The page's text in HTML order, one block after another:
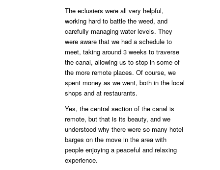
The eclusiers were all very helpful,
working hard to battle the weed, and
carefully managing water levels. They
were aware that we had a schedule to
meet, taking around 3 weeks to traverse
the canal, allowing us to stop in some of
the more remote places. Of course, we
spent money as we went, both in the local
shops and at restaurants.
Yes, the central section of the canal is
remote, but that is its beauty, and we
understood why there were so many hotel
barges on the move in the area with
people enjoying a peaceful and relaxing
experience.